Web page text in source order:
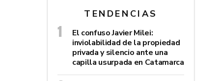
TENDENCIAS
El confuso Javier Milei:
inviolabilidad de la propiedad
privada y silencio ante una
capilla usurpada en Catamarca